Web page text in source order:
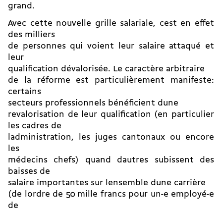
grand.
Avec cette nouvelle grille salariale, cest en effet
des milliers
de personnes qui voient leur salaire attaqué et
leur
qualification dévalorisée. Le caractère arbitraire
de la réforme est particulièrement manifeste:
certains
secteurs professionnels bénéficient dune
revalorisation de leur qualification (en particulier
les cadres de
ladministration, les juges cantonaux ou encore
les
médecins chefs) quand dautres subissent des
baisses de
salaire importantes sur lensemble dune carrière
(de lordre de 50 mille francs pour un-e employé-e
de